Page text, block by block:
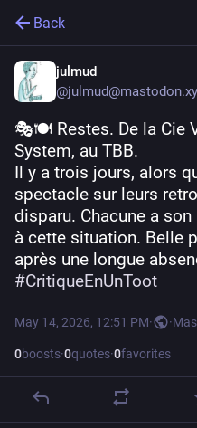
Back
julmud
🎭🍽️ Restes. De la Cie
System, au TBB.
Il y a trois jours, alors
spectacle sur leurs
disparu. Chacune a
à cette situation. Belle
après une longue
#CritiqueEnUnToot
May 14, 2026, 12:51 PM· ·
0boosts·0quotes·0favorites